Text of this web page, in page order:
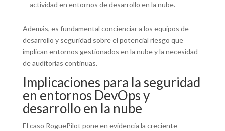
actividad en entornos de desarrollo en la nube.
Además, es fundamental concienciar a los equipos de
desarrollo y seguridad sobre el potencial riesgo que
implican entornos gestionados en la nube y la necesidad
de auditorías continuas.
Implicaciones para la seguridad
en entornos DevOps y
desarrollo en la nube
El caso RoguePilot pone en evidencia la creciente